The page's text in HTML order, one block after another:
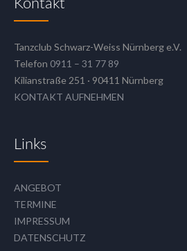
Kontakt
Tanzclub Schwarz-Weiss Nürnberg e.V.
Telefon 0911 – 31 77 89
Kilianstraße 251 · 90411 Nürnberg
KONTAKT AUFNEHMEN
Links
ANGEBOT
TERMINE
IMPRESSUM
DATENSCHUTZ